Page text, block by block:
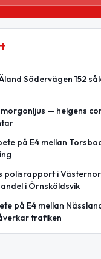
Södervägen 152
— helgens
på E4 mellan
polisrapport i
i Örnsköldsvik
på E4 mellan
trafiken